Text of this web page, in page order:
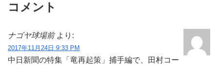
コメント
ナゴヤ球場前 より:
2017年11月24日 9:33 PM
中日新聞の特集「竜再起策」捕手編で、田村コー